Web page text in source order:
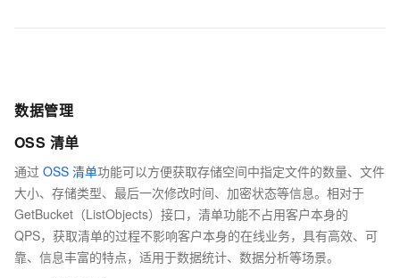
数据管理
OSS 清单
通过 OSS 清单功能可以方便获取存储空间中指定文件的数量、文件
大小、存储类型、最后一次修改时间、加密状态等信息。相对于
GetBucket（ListObjects）接口，清单功能不占用客户本身的
QPS，获取清单的过程不影响客户本身的在线业务，具有高效、可
靠、信息丰富的特点，适用于数据统计、数据分析等场景。